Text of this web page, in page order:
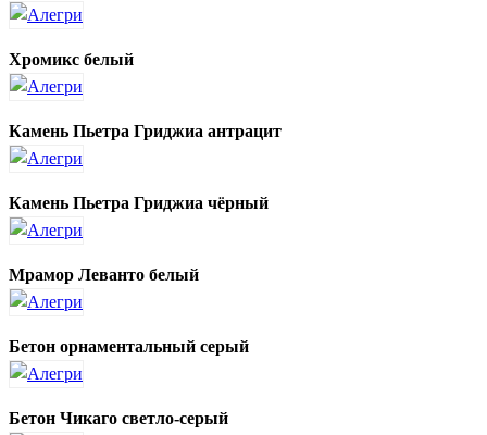
Хромикс белый
Камень Пьетра Гриджиа антрацит
Камень Пьетра Гриджиа чёрный
Мрамор Леванто белый
Бетон орнаментальный серый
Бетон Чикаго светло-серый